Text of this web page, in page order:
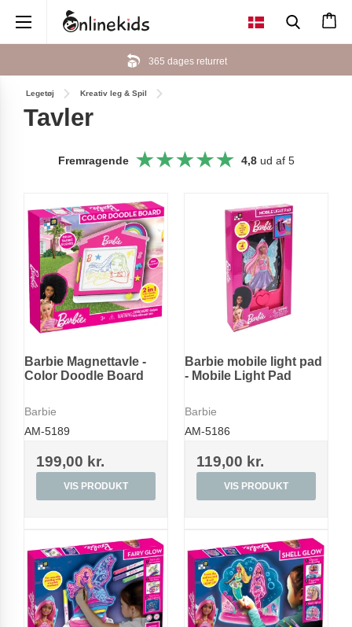
365 dages returret
Legetøj Kreativ leg & Spil
Tavler
Fremragende 4,8ud af 5
Barbie Magnettavle -
Color Doodle Board
Barbie
AM-5189
199,00 kr.
VIS PRODUKT
Barbie mobile light pad
- Mobile Light Pad
Barbie
AM-5186
119,00 kr.
VIS PRODUKT